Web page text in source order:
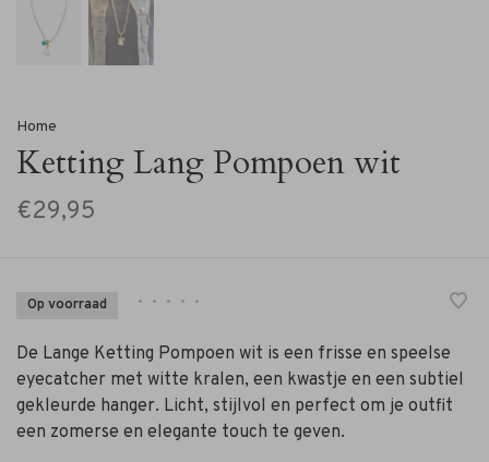
Home
Ketting Lang Pompoen wit
€29,95
Op voorraad • • • • •
De Lange Ketting Pompoen wit is een frisse en speelse
eyecatcher met witte kralen, een kwastje en een subtiel
gekleurde hanger. Licht, stijlvol en perfect om je outfit
een zomerse en elegante touch te geven.